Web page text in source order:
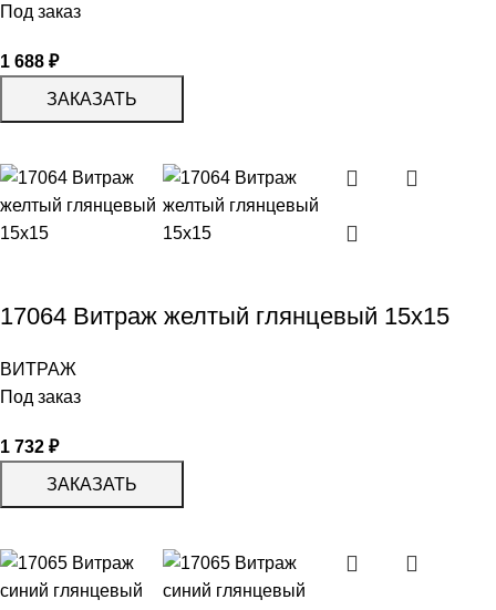
Под заказ
1 688 ₽
ЗАКАЗАТЬ
17064 Витраж желтый глянцевый 15х15
ВИТРАЖ
Под заказ
1 732 ₽
ЗАКАЗАТЬ